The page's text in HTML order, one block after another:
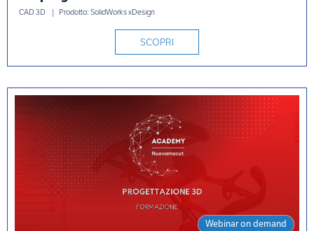
CAD 3D Prodotto: SolidWorks xDesign
SCOPRI
Webinar on demand